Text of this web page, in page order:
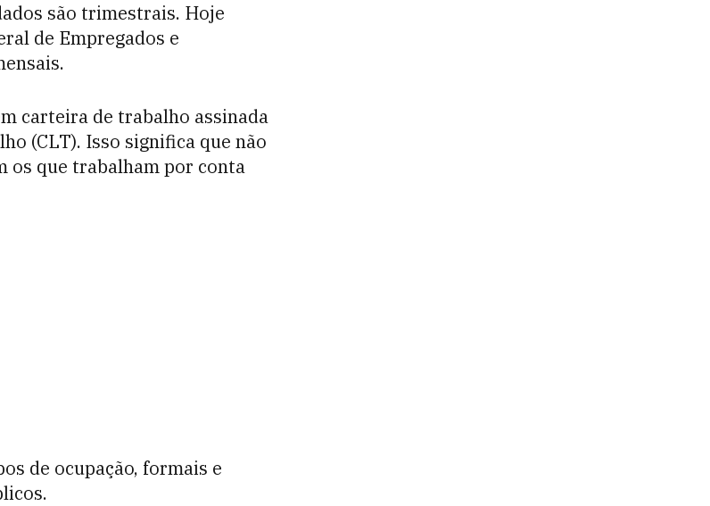
são trimestrais. Hoje
de Empregados e
carteira de trabalho assinada
(CLT). Isso significa que não
os que trabalham por conta
de ocupação, formais e